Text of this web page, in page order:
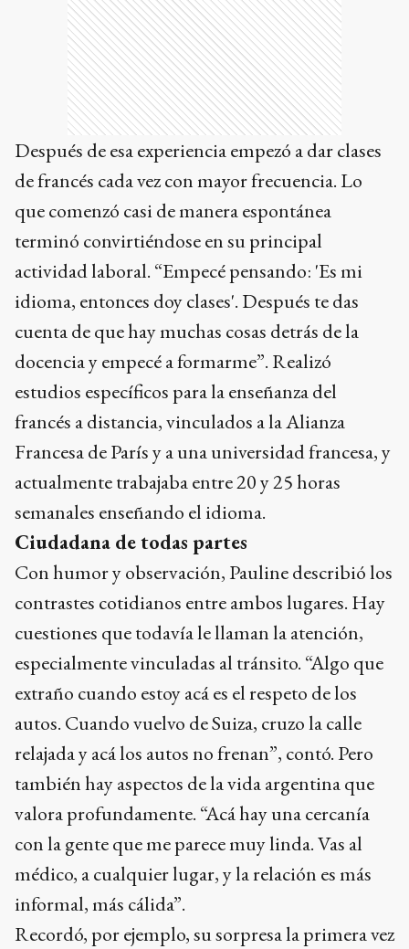
Después de esa experiencia empezó a dar clases
de francés cada vez con mayor frecuencia. Lo
que comenzó casi de manera espontánea
terminó convirtiéndose en su principal
actividad laboral. “Empecé pensando: 'Es mi
idioma, entonces doy clases'. Después te das
cuenta de que hay muchas cosas detrás de la
docencia y empecé a formarme”. Realizó
estudios específicos para la enseñanza del
francés a distancia, vinculados a la Alianza
Francesa de París y a una universidad francesa, y
actualmente trabajaba entre 20 y 25 horas
semanales enseñando el idioma.
Ciudadana de todas partes
Con humor y observación, Pauline describió los
contrastes cotidianos entre ambos lugares. Hay
cuestiones que todavía le llaman la atención,
especialmente vinculadas al tránsito. “Algo que
extraño cuando estoy acá es el respeto de los
autos. Cuando vuelvo de Suiza, cruzo la calle
relajada y acá los autos no frenan”, contó. Pero
también hay aspectos de la vida argentina que
valora profundamente. “Acá hay una cercanía
con la gente que me parece muy linda. Vas al
médico, a cualquier lugar, y la relación es más
informal, más cálida”.
Recordó, por ejemplo, su sorpresa la primera vez